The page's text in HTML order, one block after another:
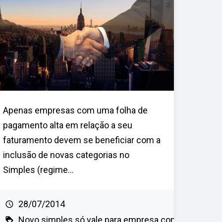
Apenas empresas com uma folha de
pagamento alta em relação a seu
faturamento devem se beneficiar com a
inclusão de novas categorias no
Simples (regime...
28/07/2014
Novo simples só vale para empresa com fo